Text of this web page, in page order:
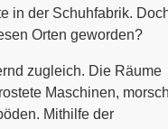
in der Schuhfabrik.
Orten geworden?
zugleich. Die Räume
Maschinen,
Mithilfe der